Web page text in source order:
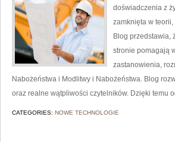
doświadczenia z
zamknięta w
Blog przedstawia,
stronie pomagają
zastanowienia,
Nabożeństwa i Modlitwy i Nabożeństwa. Blog
oraz realne wątpliwości czytelników. Dzięki temu
CATEGORIES: NOWE TECHNOLOGIE